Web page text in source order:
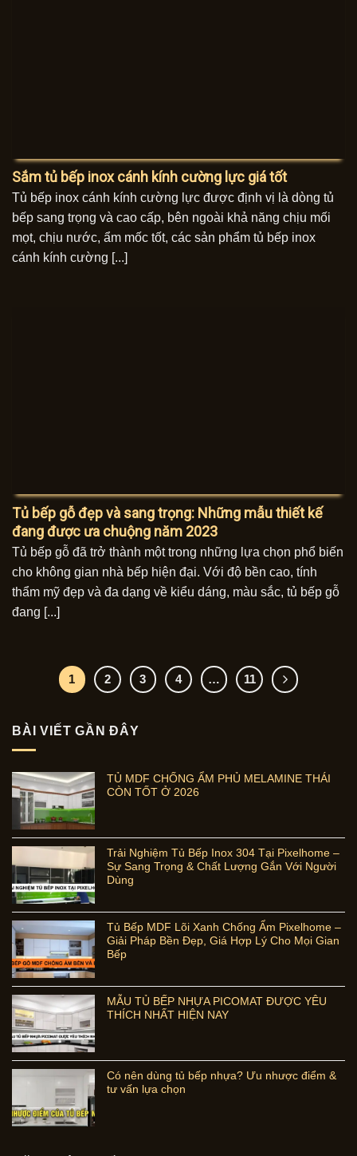
Sắm tủ bếp inox cánh kính cường lực giá tốt
Tủ bếp inox cánh kính cường lực được định vị là dòng tủ
bếp sang trọng và cao cấp, bên ngoài khả năng chịu mối
mọt, chịu nước, ẩm mốc tốt, các sản phẩm tủ bếp inox
cánh kính cường [...]
Tủ bếp gỗ đẹp và sang trọng: Những mẫu thiết kế
đang được ưa chuộng năm 2023
Tủ bếp gỗ đã trở thành một trong những lựa chọn phổ biến
cho không gian nhà bếp hiện đại. Với độ bền cao, tính
thẩm mỹ đẹp và đa dạng về kiểu dáng, màu sắc, tủ bếp gỗ
đang [...]
1 2 3 4 … 11
BÀI VIẾT GẦN ĐÂY
TỦ MDF CHỐNG ẨM PHỦ MELAMINE THÁI
CÒN TỐT Ở 2026
Trải Nghiệm Tủ Bếp Inox 304 Tại Pixelhome –
Sự Sang Trọng & Chất Lượng Gắn Với Người
Dùng
Tủ Bếp MDF Lõi Xanh Chống Ẩm Pixelhome –
Giải Pháp Bền Đẹp, Giá Hợp Lý Cho Mọi Gian
Bếp
MẪU TỦ BẾP NHỰA PICOMAT ĐƯỢC YÊU
THÍCH NHẤT HIỆN NAY
Có nên dùng tủ bếp nhựa? Ưu nhược điểm &
tư vấn lựa chọn